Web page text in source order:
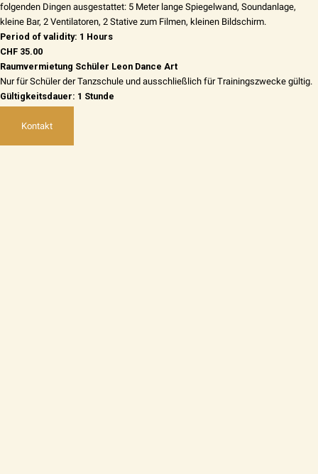
folgenden Dingen ausgestattet: 5 Meter lange Spiegelwand, Soundanlage,
kleine Bar, 2 Ventilatoren, 2 Stative zum Filmen, kleinen Bildschirm.
Period of validity: 1 Hours
CHF 35.00
Raumvermietung Schüler Leon Dance Art
Nur für Schüler der Tanzschule und ausschließlich für Trainingszwecke gültig.
Gültigkeitsdauer: 1 Stunde
Kontakt